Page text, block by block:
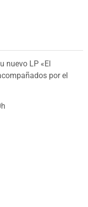
nuevo LP «El
por el